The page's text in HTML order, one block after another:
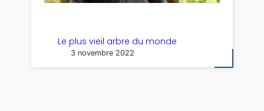
Le plus vieil arbre du monde
3 novembre 2022